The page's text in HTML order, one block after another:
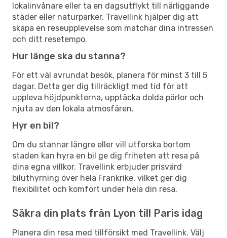
lokalinvånare eller ta en dagsutflykt till närliggande
städer eller naturparker. Travellink hjälper dig att
skapa en reseupplevelse som matchar dina intressen
och ditt resetempo.
Hur länge ska du stanna?
För ett väl avrundat besök, planera för minst 3 till 5
dagar. Detta ger dig tillräckligt med tid för att
uppleva höjdpunkterna, upptäcka dolda pärlor och
njuta av den lokala atmosfären.
Hyr en bil?
Om du stannar längre eller vill utforska bortom
staden kan hyra en bil ge dig friheten att resa på
dina egna villkor. Travellink erbjuder prisvärd
biluthyrning över hela Frankrike, vilket ger dig
flexibilitet och komfort under hela din resa.
Säkra din plats från Lyon till Paris idag
Planera din resa med tillförsikt med Travellink. Välj